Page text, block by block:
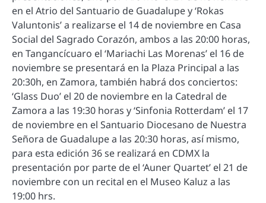
en el Atrio del Santuario de Guadalupe y ‘Rokas
Valuntonis’ a realizarse el 14 de noviembre en Casa
Social del Sagrado Corazón, ambos a las 20:00 horas,
en Tangancícuaro el ‘Mariachi Las Morenas’ el 16 de
noviembre se presentará en la Plaza Principal a las
20:30h, en Zamora, también habrá dos conciertos:
‘Glass Duo’ el 20 de noviembre en la Catedral de
Zamora a las 19:30 horas y ‘Sinfonia Rotterdam’ el 17
de noviembre en el Santuario Diocesano de Nuestra
Señora de Guadalupe a las 20:30 horas, así mismo,
para esta edición 36 se realizará en CDMX la
presentación por parte de el ‘Auner Quartet’ el 21 de
noviembre con un recital en el Museo Kaluz a las
19:00 hrs.